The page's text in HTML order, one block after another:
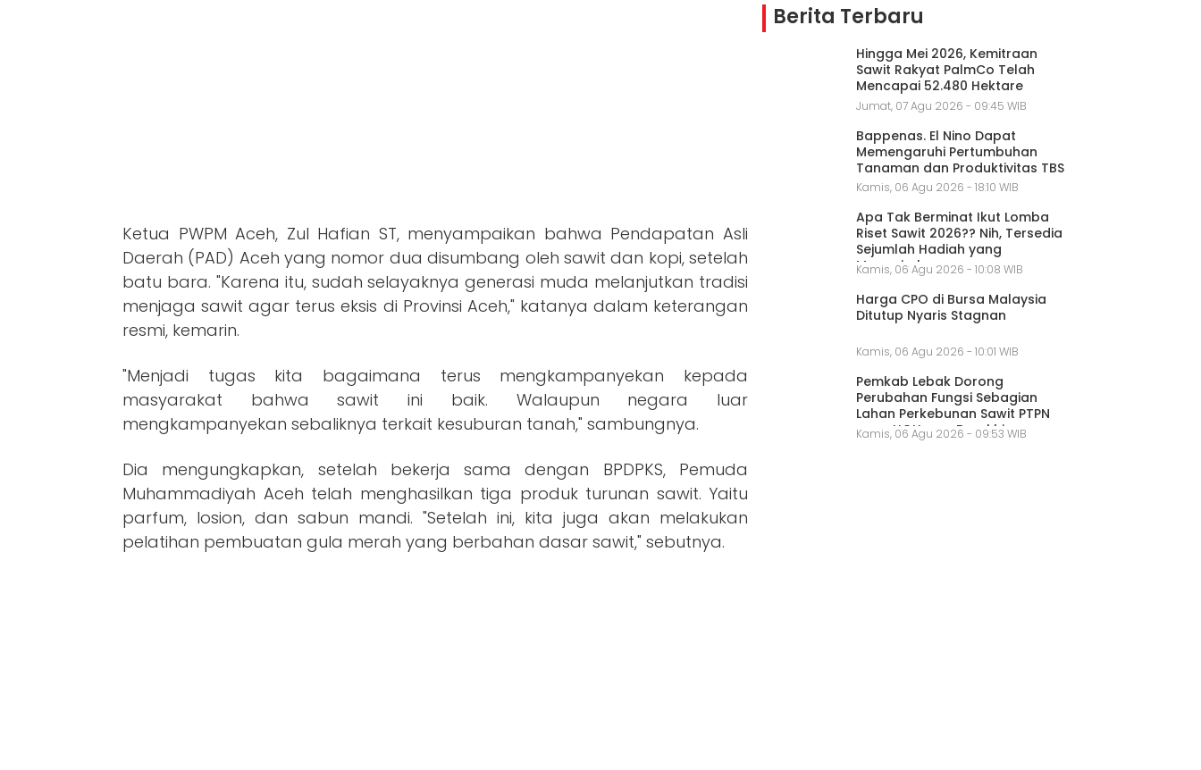
Ketua PWPM Aceh, Zul Hafian ST, menyampaikan bahwa Pendapatan Asli
Daerah (PAD) Aceh yang nomor dua disumbang oleh sawit dan kopi, setelah
batu bara. "Karena itu, sudah selayaknya generasi muda melanjutkan tradisi
menjaga sawit agar terus eksis di Provinsi Aceh," katanya dalam keterangan
resmi, kemarin.
"Menjadi tugas kita bagaimana terus mengkampanyekan kepada
masyarakat bahwa sawit ini baik. Walaupun negara luar
mengkampanyekan sebaliknya terkait kesuburan tanah," sambungnya.
Dia mengungkapkan, setelah bekerja sama dengan BPDPKS, Pemuda
Muhammadiyah Aceh telah menghasilkan tiga produk turunan sawit. Yaitu
parfum, losion, dan sabun mandi. "Setelah ini, kita juga akan melakukan
pelatihan pembuatan gula merah yang berbahan dasar sawit," sebutnya.
Berita Terbaru
Hingga Mei 2026, Kemitraan
Sawit Rakyat PalmCo Telah
Mencapai 52.480 Hektare
Jumat, 07 Agu 2026 - 09:45 WIB
Bappenas. El Nino Dapat
Memengaruhi Pertumbuhan
Tanaman dan Produktivitas TBS
Kamis, 06 Agu 2026 - 18:10 WIB
Apa Tak Berminat Ikut Lomba
Riset Sawit 2026?? Nih, Tersedia
Sejumlah Hadiah yang
Menggiurkan
Kamis, 06 Agu 2026 - 10:08 WIB
Harga CPO di Bursa Malaysia
Ditutup Nyaris Stagnan
Kamis, 06 Agu 2026 - 10:01 WIB
Pemkab Lebak Dorong
Perubahan Fungsi Sebagian
Lahan Perkebunan Sawit PTPN
yang HGU-nya Berakhir
Kamis, 06 Agu 2026 - 09:53 WIB